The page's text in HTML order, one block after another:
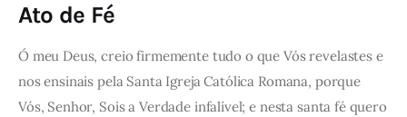
Ato de Fé
Ó meu Deus, creio firmemente tudo o que Vós revelastes e
nos ensinais pela Santa Igreja Católica Romana, porque
Vós, Senhor, Sois a Verdade infalível; e nesta santa fé quero